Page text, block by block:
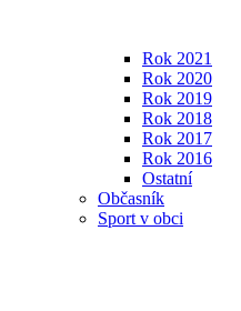
Rok 2021
Rok 2020
Rok 2019
Rok 2018
Rok 2017
Rok 2016
Ostatní
Občasník
Sport v obci